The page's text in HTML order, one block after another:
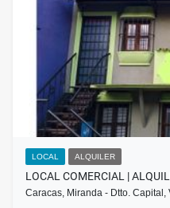
LOCAL ALQUILER
LOCAL COMERCIAL |
Caracas, Miranda - Dtto. Capital,